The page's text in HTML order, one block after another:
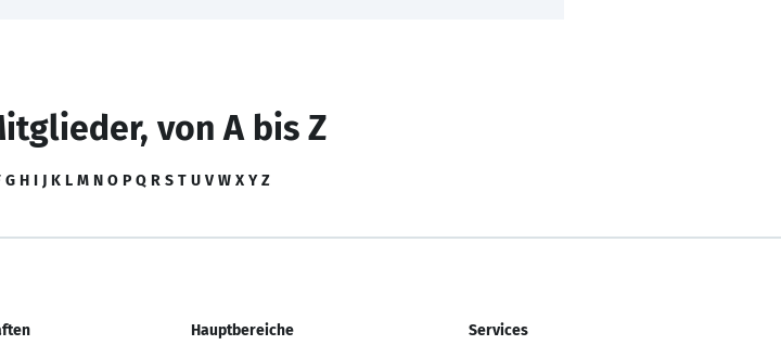
von A bis Z
G H I J K L M N O P Q R S T U V W X Y Z
Hauptbereiche Services